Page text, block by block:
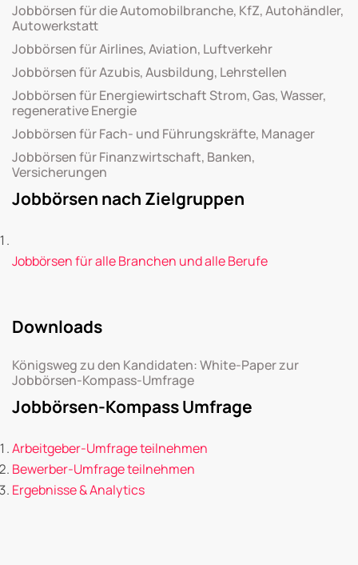
Jobbörsen für die Automobilbranche, KfZ, Autohändler,
Autowerkstatt
Jobbörsen für Airlines, Aviation, Luftverkehr
Jobbörsen für Azubis, Ausbildung, Lehrstellen
Jobbörsen für Energiewirtschaft Strom, Gas, Wasser,
regenerative Energie
Jobbörsen für Fach- und Führungskräfte, Manager
Jobbörsen für Finanzwirtschaft, Banken,
Versicherungen
Jobbörsen nach Zielgruppen
Jobbörsen für alle Branchen und alle Berufe
Downloads
Königsweg zu den Kandidaten: White-Paper zur
Jobbörsen-Kompass-Umfrage
Jobbörsen-Kompass Umfrage
Arbeitgeber-Umfrage teilnehmen
Bewerber-Umfrage teilnehmen
Ergebnisse & Analytics